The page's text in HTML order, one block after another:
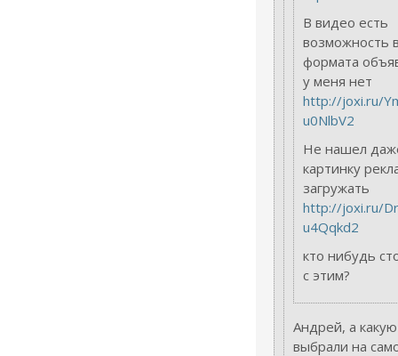
В видео есть
возможность
формата
у меня нет
http://joxi.ru/
u0NlbV2
Не нашел
картинку
загружать
http://joxi.ru/
u4Qqkd2
кто нибудь
с этим?
Андрей, а
выбрали на